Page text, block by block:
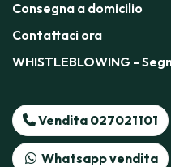
Consegna a domicilio
Contattaci ora
WHISTLEBLOWING -
Vendita 027021101
Whatsapp vendita